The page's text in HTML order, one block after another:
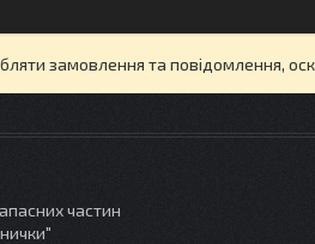
замовлення та повідомлення,
частин